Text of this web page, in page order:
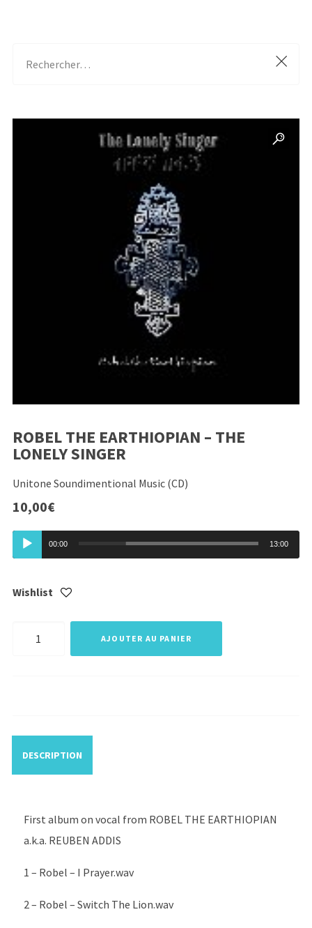
ROBEL THE EARTHIOPIAN – THE
LONELY SINGER
Unitone Soundimentional Music (CD)
10,00€
Lecteur
audio
00:00 13:00
Wishlist
-
The
lonely
AJOUTER AU PANIER
DESCRIPTION
First album on vocal from ROBEL THE EARTHIOPIAN
a.k.a. REUBEN ADDIS
1 – Robel – I Prayer.wav
2 – Robel – Switch The Lion.wav